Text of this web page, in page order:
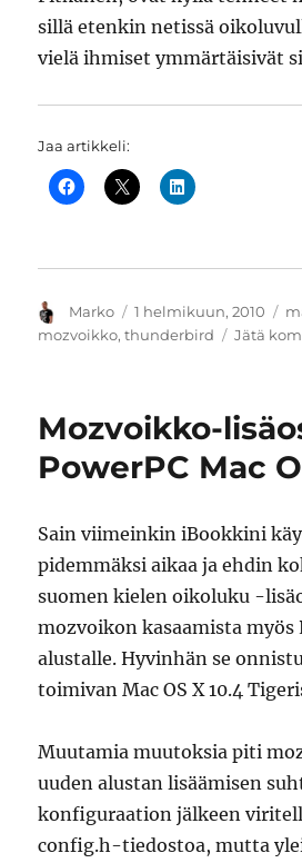
sillä etenkin netissä
vielä ihmiset ymmärtäisivät
Jaa artikkeli:
Kirjoittaja
Marko Julkaistu
1 helmikuun, 2010
mozvoikko,thunderbird Jätä
Mozvoikko-
PowerPC Mac
Sain viimeinkin iBookkini
pidemmäksi aikaa ja ehdin
suomen kielen oikoluku -
mozvoikon kasaamista myös
alustalle. Hyvinhän se
toimivan Mac OS X 10.4
Muutamia muutoksia piti
uuden alustan lisäämisen
konfiguraation jälkeen
config.h-tiedostoa, mutta